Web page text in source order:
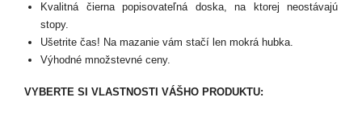
Kvalitná čierna popisovateľná doska, na ktorej neostávajú
stopy.
Ušetrite čas! Na mazanie vám stačí len mokrá hubka.
Výhodné množstevné ceny.
VYBERTE SI VLASTNOSTI VÁŠHO PRODUKTU: